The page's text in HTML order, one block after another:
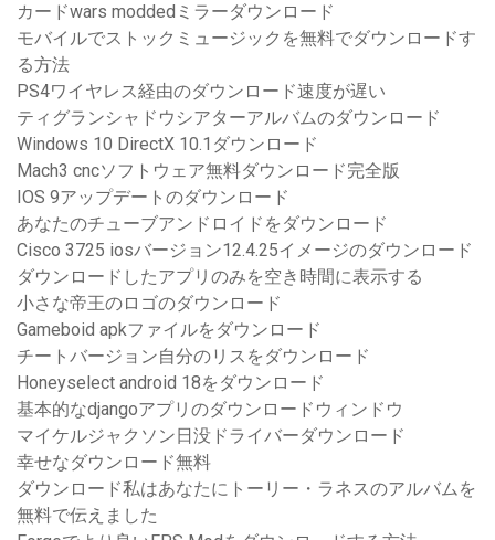
カードwars moddedミラーダウンロード
モバイルでストックミュージックを無料でダウンロードす
る方法
PS4ワイヤレス経由のダウンロード速度が遅い
ティグランシャドウシアターアルバムのダウンロード
Windows 10 DirectX 10.1ダウンロード
Mach3 cncソフトウェア無料ダウンロード完全版
IOS 9アップデートのダウンロード
あなたのチューブアンドロイドをダウンロード
Cisco 3725 iosバージョン12.4.25イメージのダウンロード
ダウンロードしたアプリのみを空き時間に表示する
小さな帝王のロゴのダウンロード
Gameboid apkファイルをダウンロード
チートバージョン自分のリスをダウンロード
Honeyselect android 18をダウンロード
基本的なdjangoアプリのダウンロードウィンドウ
マイケルジャクソン日没ドライバーダウンロード
幸せなダウンロード無料
ダウンロード私はあなたにトーリー・ラネスのアルバムを
無料で伝えました